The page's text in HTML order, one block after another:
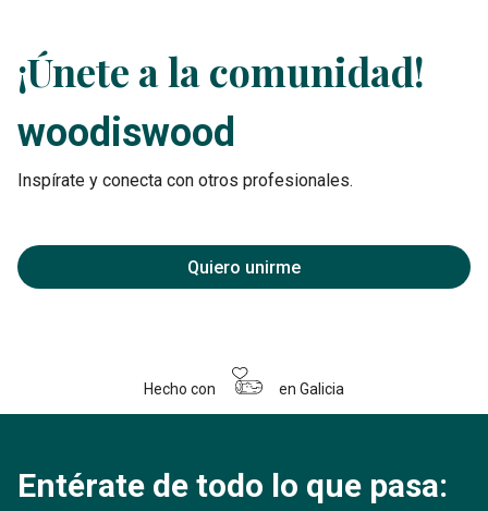
¡Únete a la comunidad!
woodiswood
Inspírate y conecta con otros profesionales.
Quiero unirme
Hecho con en Galicia
Entérate de todo lo que pasa: